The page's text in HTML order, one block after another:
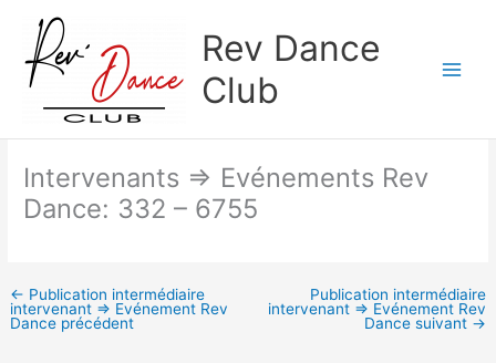
contenu
Rev Dance
Club
Intervenants => Evénements Rev
Dance: 332 – 6755
← Publication intermédiaire
intervenant => Evénement Rev
Dance précédent
Publication intermédiaire
intervenant => Evénement Rev
Dance suivant →